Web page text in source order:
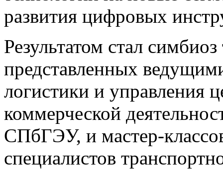
развития цифровых
Результатом стал
представленных
логистики и управления
коммерческой
СПбГЭУ, и мастер-
специалистов